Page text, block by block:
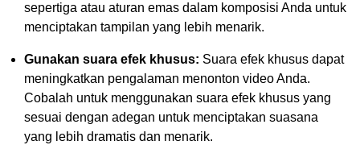
sepertiga atau aturan emas dalam komposisi Anda untuk
menciptakan tampilan yang lebih menarik.
Gunakan suara efek khusus: Suara efek khusus dapat
meningkatkan pengalaman menonton video Anda.
Cobalah untuk menggunakan suara efek khusus yang
sesuai dengan adegan untuk menciptakan suasana
yang lebih dramatis dan menarik.